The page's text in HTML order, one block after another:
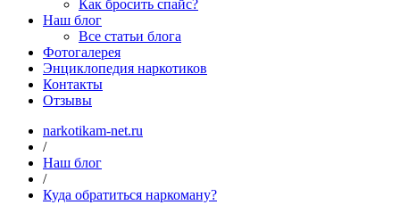
Как бросить спайс?
Наш блог
Все статьи блога
Фотогалерея
Энциклопедия наркотиков
Контакты
Отзывы
narkotikam-net.ru
/
Наш блог
/
Куда обратиться наркоману?